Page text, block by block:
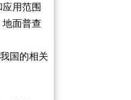
用范围
面普查
国的相关